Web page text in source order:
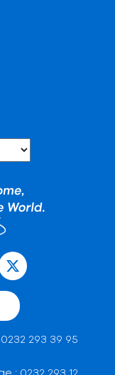
0232 293 39 95
: